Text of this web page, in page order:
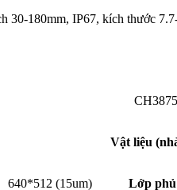
30-180mm, IP67, kích thước
Vật liệu
640*512 (15um) Lớp phủ